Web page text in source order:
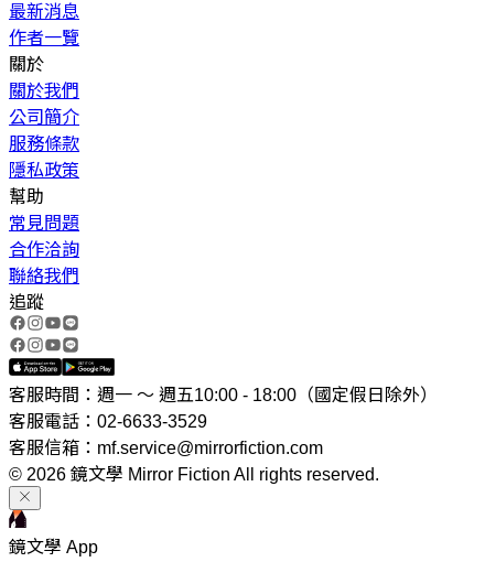
最新消息
作者一覽
關於
關於我們
公司簡介
服務條款
隱私政策
幫助
常見問題
合作洽詢
聯絡我們
追蹤
客服時間：週一 ～ 週五10:00 - 18:00（國定假日除外）
客服電話：02-6633-3529
客服信箱：mf.service@mirrorfiction.com
© 2026 鏡文學 Mirror Fiction All rights reserved.
鏡文學 App